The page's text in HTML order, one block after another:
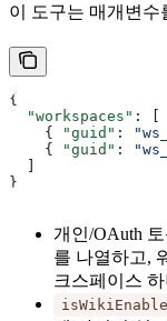
이 도구는 매개변수
{
  "workspaces"
: [
    {
"guid" :
    {
"guid" :
  ]
}
개인/OAuth
를 나열하고,
크스페이스